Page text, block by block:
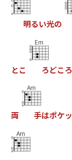
明るい光の
とこ
Em
ろどころ
両
Am
手はポケッ
Am